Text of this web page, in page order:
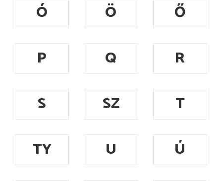
Ó
Ö
Ő
P
Q
R
S
SZ
T
TY
U
Ú